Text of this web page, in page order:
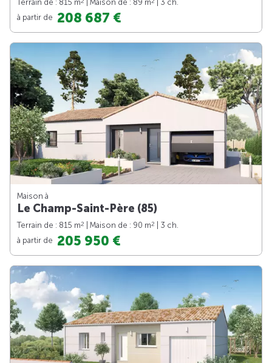
Terrain de : 815 m | Maison de : 89 m
| 3 ch.
à partir de 208 687 €
Maison à
Le Champ-Saint-Père (85)
Terrain de : 815 m2 | Maison de : 90 m2
| 3 ch.
à partir de 205 950 €